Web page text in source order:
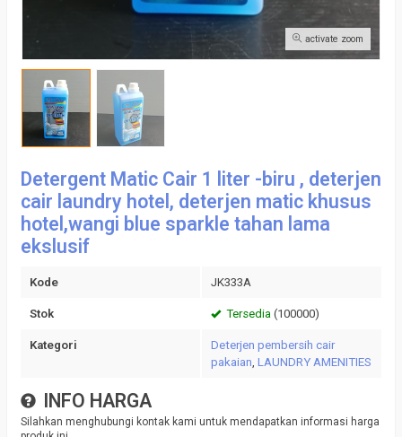
activate zoom
Detergent Matic Cair 1 liter -biru , deterjen
cair laundry hotel, deterjen matic khusus
hotel,wangi blue sparkle tahan lama
ekslusif
Kode JK333A
Stok Tersedia (100000)
Kategori
Deterjen pembersih cair
pakaian, LAUNDRY AMENITIES
INFO HARGA
Silahkan menghubungi kontak kami untuk mendapatkan informasi harga